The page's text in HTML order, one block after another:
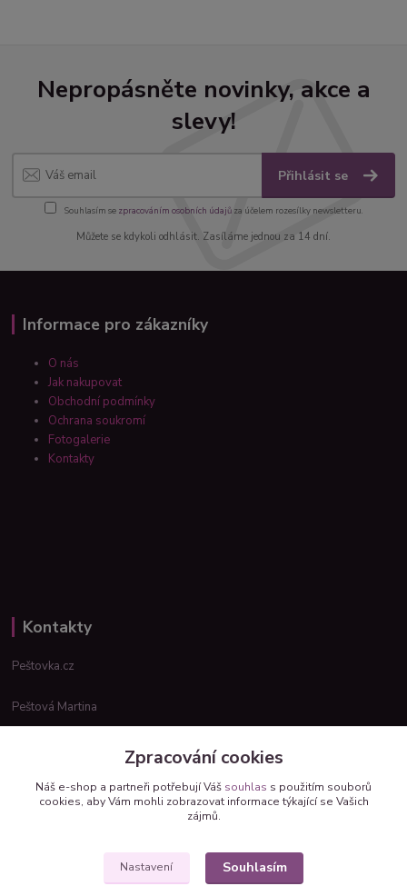
Nepropásněte novinky, akce a
slevy!
Přihlásit se
Souhlasím se zpracováním osobních údajůza účelem rozesílky newsletteru.
Můžete se kdykoli odhlásit. Zasíláme jednou za 14 dní.
Informace pro zákazníky
O nás
Jak nakupovat
Obchodní podmínky
Ochrana soukromí
Fotogalerie
Kontakty
Kontakty
Peštovka.cz
Peštová Martina
Upravit sběr cookies.
Zpracování cookies
Náš e-shop a partneři potřebují Váš souhlas s použitím souborů
cookies, aby Vám mohli zobrazovat informace týkající se Vašich
zájmů.
Nastavení Souhlasím